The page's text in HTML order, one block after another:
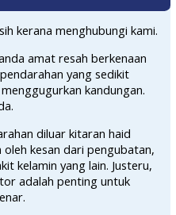
kerana menghubungi kami.
amat resah berkenaan
yang sedikit
kandungan.
diluar kitaran haid
kesan dari pengubatan,
kelamin yang lain. Justeru,
adalah penting untuk